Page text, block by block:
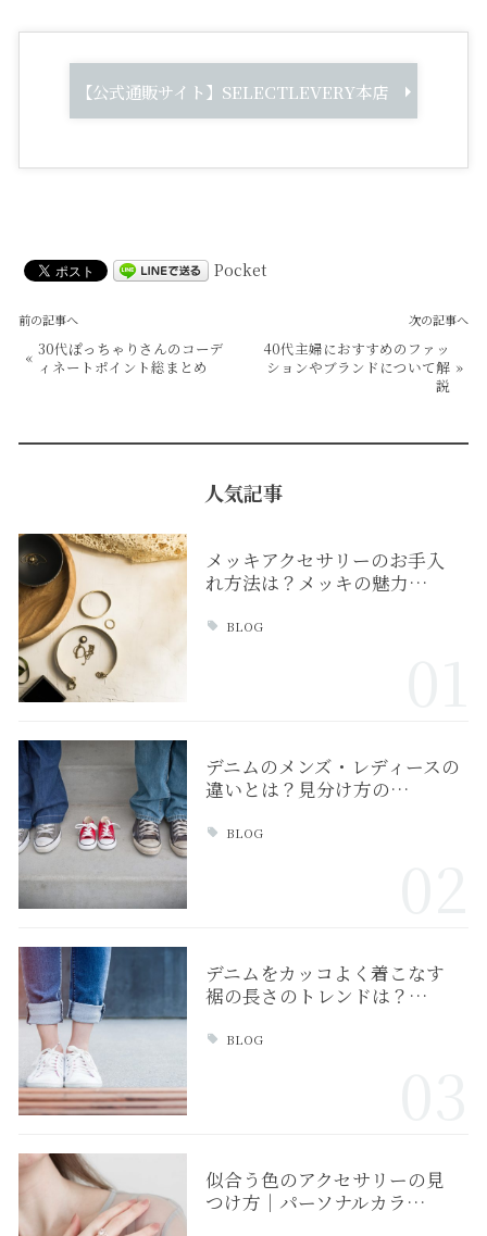
【公式通販サイト】SELECTLEVERY本店
Pocket
前の記事へ
« 30代ぽっちゃりさんのコーデ
ィネートポイント総まとめ
次の記事へ
40代主婦におすすめのファッ
ションやブランドについて解
説
»
人気記事
メッキアクセサリーのお手入
れ方法は？メッキの魅力…
BLOG
デニムのメンズ・レディースの
違いとは？見分け方の…
BLOG
デニムをカッコよく着こなす
裾の長さのトレンドは？…
BLOG
似合う色のアクセサリーの見
つけ方｜パーソナルカラ…